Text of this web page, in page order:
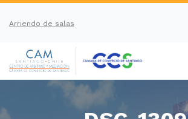
Arriendo de salas